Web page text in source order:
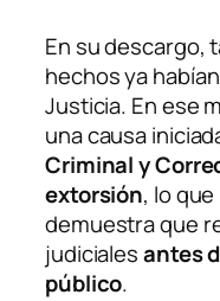
En su descargo,
hechos ya
Justicia. En ese
una causa
Criminal y
extorsión, lo
demuestra que
judicialesantes
público.